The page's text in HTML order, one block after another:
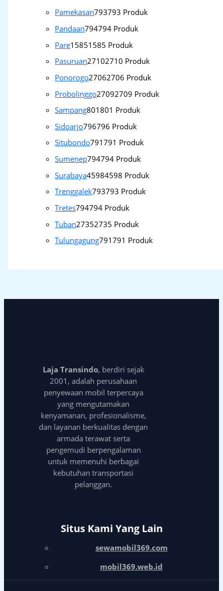
Pamekasan793793 Produk
Pandaan794794 Produk
Pare15851585 Produk
Pasuruan27102710 Produk
Ponorogo27062706 Produk
Probolinggo27092709 Produk
Sampang801801 Produk
Sidoarjo796796 Produk
Situbondo791791 Produk
Sumenep794794 Produk
Surabaya45984598 Produk
Trenggalek793793 Produk
Tretes794794 Produk
Tuban27352735 Produk
Tulungagung791791 Produk
Laja Transindo, berdiri sejak
2001, adalah perusahaan
penyewaan mobil terpercaya
yang mengutamakan
kenyamanan, profesionalisme,
dan layanan berkualitas dengan
armada terawat serta
pengemudi berpengalaman
untuk memenuhi berbagai
kebutuhan transportasi
pelanggan.
Situs Kami Yang Lain
sewamobil369.com
mobil369.web.id